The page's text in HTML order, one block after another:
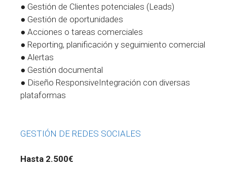
● Gestión de Clientes potenciales (Leads)
● Gestión de oportunidades
● Acciones o tareas comerciales
● Reporting, planificación y seguimiento comercial
● Alertas
● Gestión documental
● Diseño ResponsiveIntegración con diversas
plataformas
GESTIÓN DE REDES SOCIALES
Hasta 2.500€